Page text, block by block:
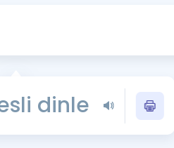
Tüm ÖSYM
YDS - YÖKDİL
İngilizce Gramer
dinle